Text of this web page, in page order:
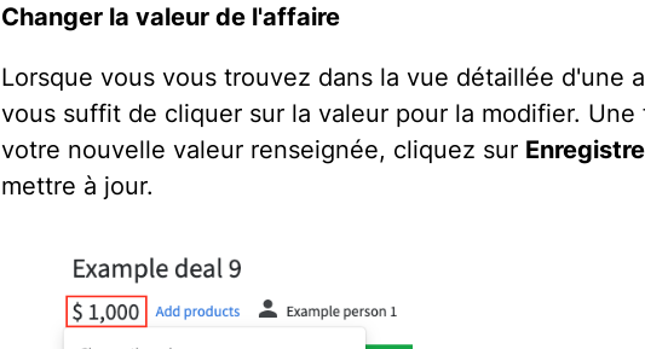
Changer la valeur de l'affaire
Lorsque vous vous trouvez dans la vue détaillée d'une
vous suffit de cliquer sur la valeur pour la modifier. Une
votre nouvelle valeur renseignée, cliquez sur
mettre à jour.